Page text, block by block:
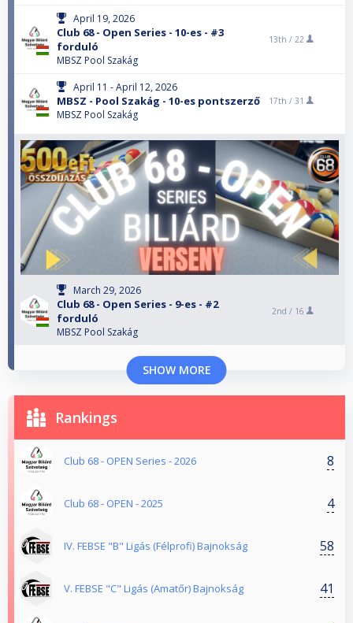
April 19, 2026
Club 68 - Open Series - 10-es - #3
forduló
MBSZ Pool Szakág
13th / 22
April 11 - April 12, 2026
MBSZ - Pool Szakág - 10-es pontszerző
MBSZ Pool Szakág
17th / 31
March 29, 2026
Club 68 - Open Series - 9-es - #2
forduló
MBSZ Pool Szakág
2nd / 16
SHOW MORE
Rankings
Club 68 - OPEN Series - 2026 8
Club 68 - OPEN - 2025 4
IV. FEBSE "B" Ligás (Félprofi) Bajnokság 58
V. FEBSE "C" Ligás (Amatőr) Bajnokság 41